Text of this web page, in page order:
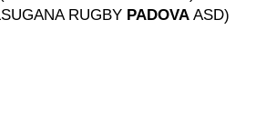
RUGBY PADOVA ASD)